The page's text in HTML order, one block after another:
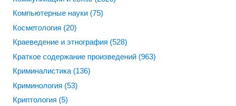
Компьютерные науки (75)
Косметология (20)
Краеведение и этнография (528)
Краткое содержание произведений (963)
Криминалистика (136)
Криминология (53)
Криптология (5)